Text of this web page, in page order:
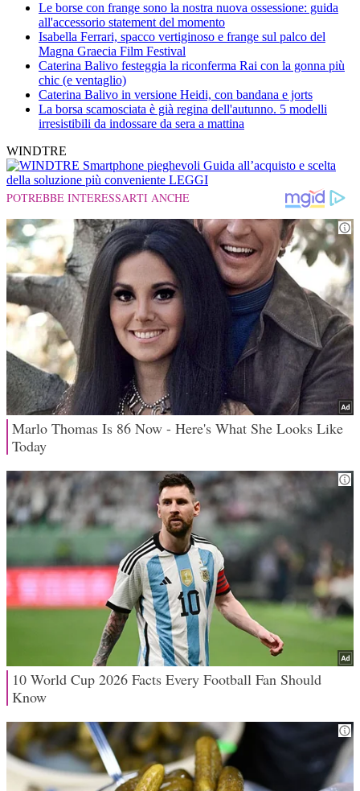
Le borse con frange sono la nostra nuova ossessione: guida
all'accessorio statement del momento
Isabella Ferrari, spacco vertiginoso e frange sul palco del
Magna Graecia Film Festival
Caterina Balivo festeggia la riconferma Rai con la gonna più
chic (e ventaglio)
Caterina Balivo in versione Heidi, con bandana e jorts
La borsa scamosciata è già regina dell'autunno. 5 modelli
irresistibili da indossare da sera a mattina
WINDTRE
Smartphone pieghevoli Guida all’acquisto e scelta
della soluzione più conveniente LEGGI